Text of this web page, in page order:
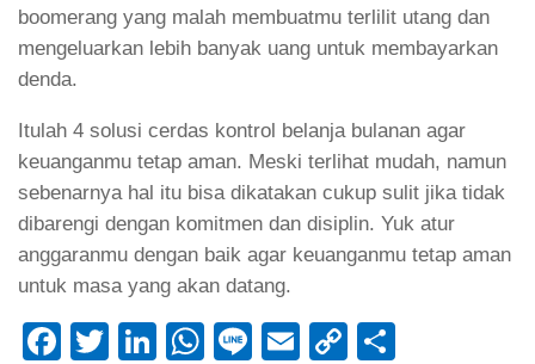
boomerang yang malah membuatmu terlilit utang dan
mengeluarkan lebih banyak uang untuk membayarkan
denda.
Itulah 4 solusi cerdas kontrol belanja bulanan agar
keuanganmu tetap aman. Meski terlihat mudah, namun
sebenarnya hal itu bisa dikatakan cukup sulit jika tidak
dibarengi dengan komitmen dan disiplin. Yuk atur
anggaranmu dengan baik agar keuanganmu tetap aman
untuk masa yang akan datang.
Facebook
Twitter
LinkedIn
WhatsApp
LineEmail
Copy